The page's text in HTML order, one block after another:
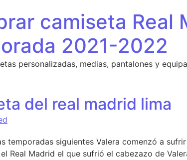
camiseta Real
2021-2022
personalizadas, medias, pantalones y
del real madrid lima
temporadas siguientes Valera comenzó a
Real Madrid el que sufrió el cabezazo de